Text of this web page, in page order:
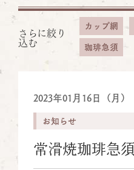
さらに絞り
込む
カップ網
珈琲急須
2023年01月16日（月）
お知らせ
常滑焼珈琲急須